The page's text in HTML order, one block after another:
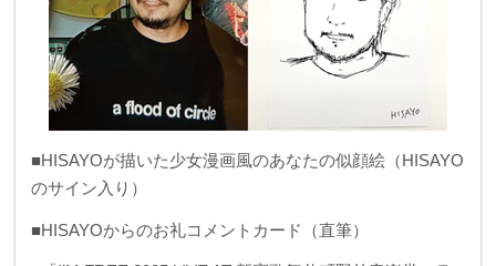
■HISAYOが描いた少女漫画風のあなたの似顔絵（HISAYO
のサイン入り）
■HISAYOからのお礼コメントカード（直筆）